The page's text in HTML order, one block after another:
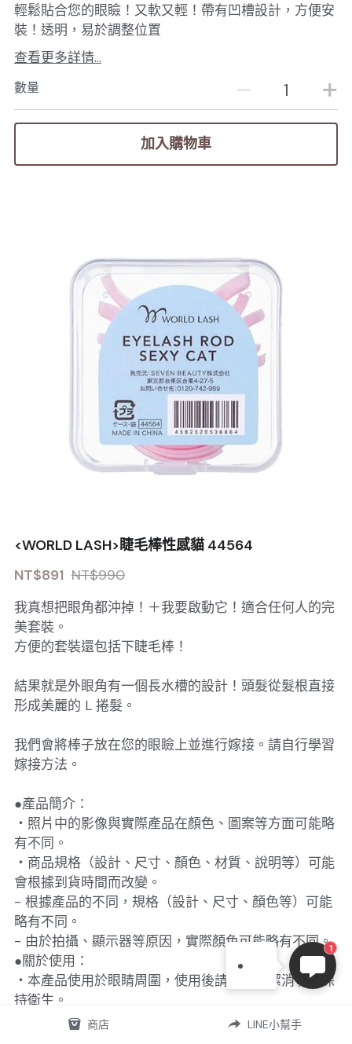
輕鬆貼合您的眼瞼！又軟又輕！帶有凹槽設計，方便安
裝！透明，易於調整位置
查看更多詳情...
數量
加入購物車
<WORLD LASH>睫毛棒性感貓 44564
NT$891 NT$990
我真想把眼角都沖掉！＋我要啟動它！適合任何人的完
美套裝。
方便的套裝還包括下睫毛棒！
結果就是外眼角有一個長水槽的設計！頭髮從髮根直接
形成美麗的 L 捲髮。
我們會將棒子放在您的眼瞼上並進行嫁接。請自行學習
嫁接方法。
●產品簡介：
・照片中的影像與實際產品在顏色、圖案等方面可能略
有不同。
・商品規格（設計、尺寸、顏色、材質、說明等）可能
會根據到貨時間而改變。
- 根據產品的不同，規格（設計、尺寸、顏色等）可能
略有不同。
- 由於拍攝、顯示器等原因，實際顏色可能略有不同。
●關於使用：
・本產品使用於眼睛周圍，使用後請徹底清潔消毒，保
持衛生。
・請根據自己的經驗和知識進行治療，以了解詳細的使
商店 LINE小幫手
嗨！歡迎！請問有什麼疑
1